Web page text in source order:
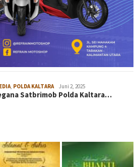
, POLDA KALTARA Juni 2, 2025
Satbrimob Polda Kaltara…